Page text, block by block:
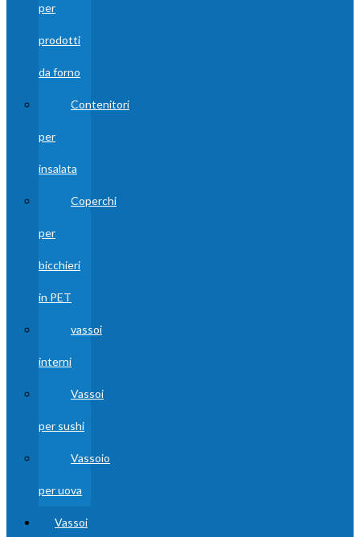
per
prodotti
da forno
Contenitori
per
insalata
Coperchi
per
bicchieri
in PET
vassoi
interni
Vassoi
per sushi
Vassoio
per uova
Vassoi